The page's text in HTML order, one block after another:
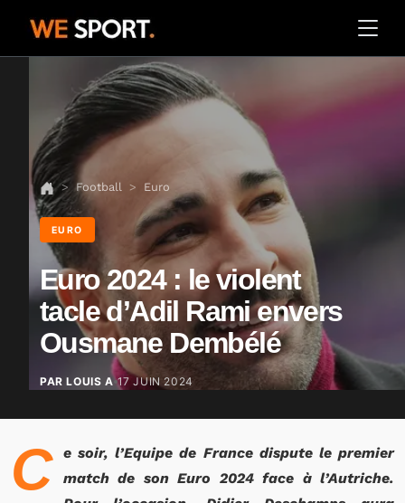
Football Euro
EURO
Euro 2024 : le violent
tacle d’Adil Rami envers
Ousmane Dembélé
PAR LOUIS A 17 JUIN 2024
C
e soir, l’Equipe de France dispute le premier
match de son Euro 2024 face à l’Autriche.